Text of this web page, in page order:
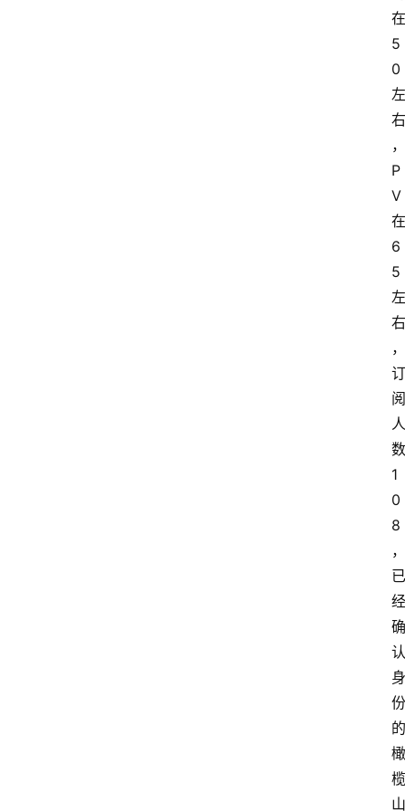
在
5
0
左
右
，
P
V
在
6
5
左
右
，
订
阅
人
数
1
0
8
，
已
经
确
认
身
份
的
橄
榄
山